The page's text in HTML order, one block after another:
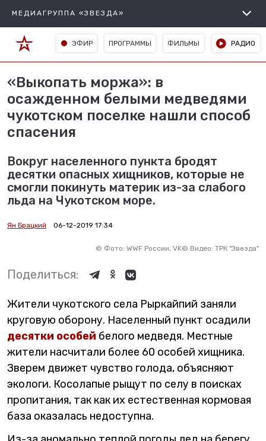
МЕДИАГРУППА «ЗВЕЗДА»
ЭФИР ПРОГРАММЫ ФИЛЬМЫ РАДИО
«Выкопать моржа»: в
осажденном белыми медведями
чукотском поселке нашли способ
спасения
Вокруг населенного пункта бродят
десятки опасных хищников, которые не
смогли покинуть материк из-за слабого
льда на Чукотском море.
Ян Брацкий 06-12-2019 17:34
© Фото: WWF России, VK© Видео: ТРК "Звезда"
Поделиться:
Жители чукотского села Рыркайпий заняли
круговую оборону. Населенный пункт осадили
десятки особей белого медведя. Местные
жители насчитали более 60 особей хищника.
Зверем движет чувство голода, объясняют
экологи. Косолапые рыщут по селу в поисках
пропитания, так как их естественная кормовая
база оказалась недоступна.